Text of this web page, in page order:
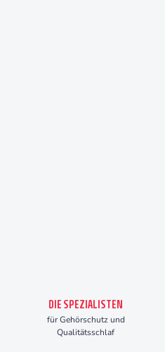
DIE SPEZIALISTEN
für Gehörschutz und
Qualitätsschlaf